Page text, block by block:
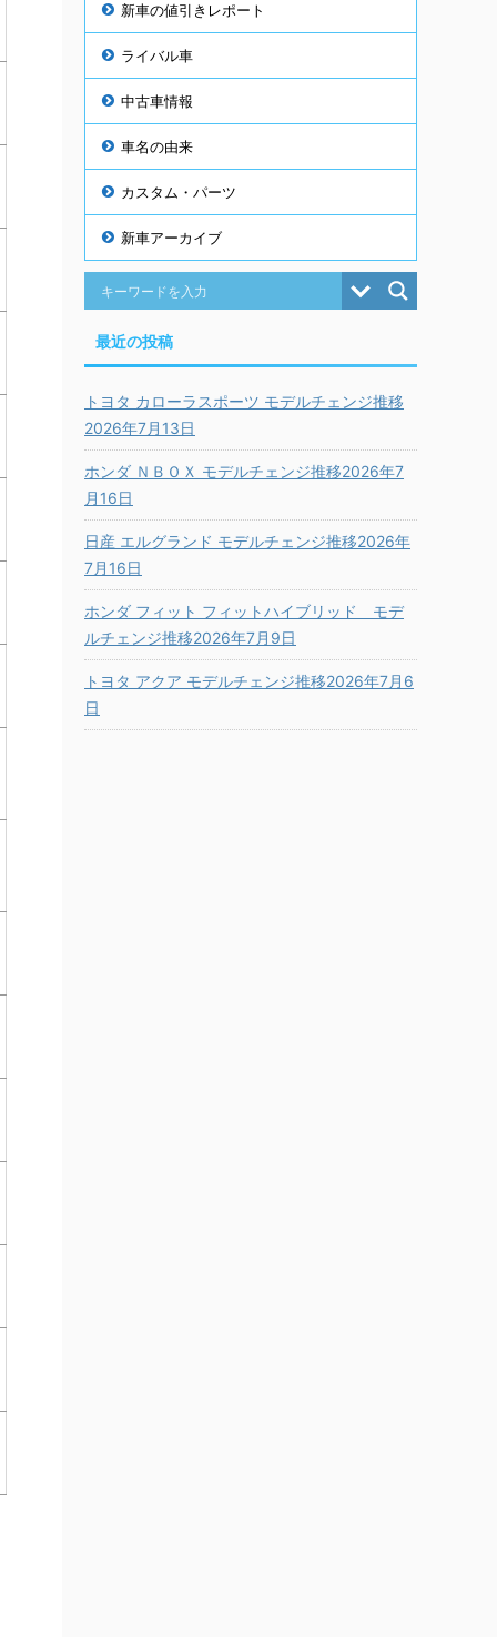
新車の値引きレポート
ライバル車
中古車情報
車名の由来
カスタム・パーツ
新車アーカイブ
最近の投稿
トヨタ カローラスポーツ モデルチェンジ推移
2026年7月13日
ホンダ ＮＢＯＸ モデルチェンジ推移2026年7
月16日
日産 エルグランド モデルチェンジ推移2026年
7月16日
ホンダ フィット フィットハイブリッド モデ
ルチェンジ推移2026年7月9日
トヨタ アクア モデルチェンジ推移2026年7月6
日